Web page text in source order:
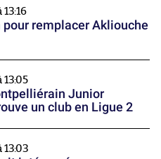
pour remplacer Akliouche
Junior
un club en Ligue 2